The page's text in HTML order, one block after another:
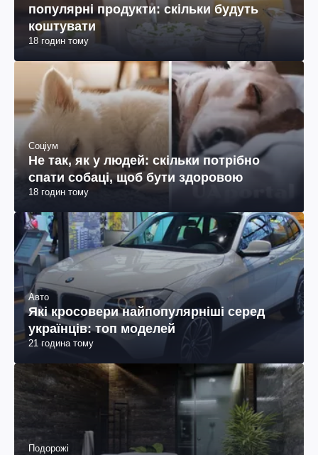
популярні продукти: скільки будуть
коштувати
18 годин тому
Соціум
Не так, як у людей: скільки потрібно
спати собаці, щоб бути здоровою
18 годин тому
Авто
Які кросовери найпопулярніші серед
українців: топ моделей
21 година тому
Подорожі